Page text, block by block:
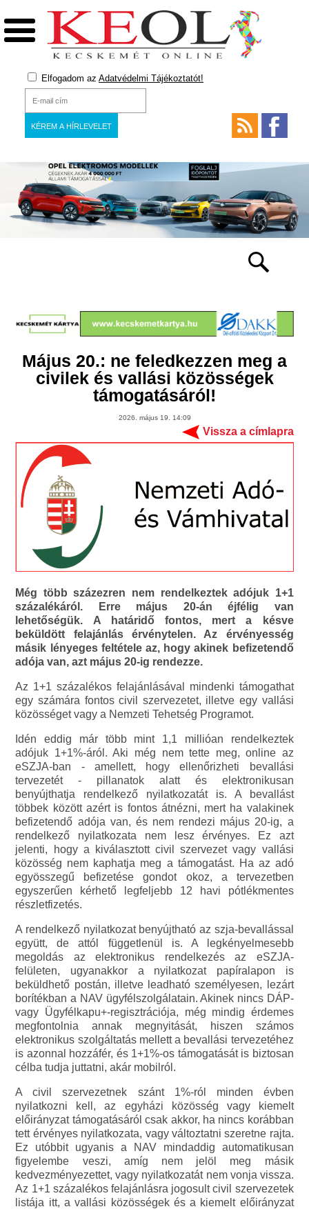
Elfogadom az Adatvédelmi Tájékoztatót!
Május 20.: ne feledkezzen meg a
civilek és vallási közösségek
támogatásáról!
2026. május 19. 14:09
Vissza a címlapra
Még több százezren nem rendelkeztek adójuk 1+1
százalékáról. Erre május 20-án éjfélig van
lehetőségük. A határidő fontos, mert a késve
beküldött felajánlás érvénytelen. Az érvényesség
másik lényeges feltétele az, hogy akinek befizetendő
adója van, azt május 20-ig rendezze.
Az 1+1 százalékos felajánlásával mindenki támogathat
egy számára fontos civil szervezetet, illetve egy vallási
közösséget vagy a Nemzeti Tehetség Programot.
Idén eddig már több mint 1,1 millióan rendelkeztek
adójuk 1+1%-áról. Aki még nem tette meg, online az
eSZJA-ban - amellett, hogy ellenőrizheti bevallási
tervezetét - pillanatok alatt és elektronikusan
benyújthatja rendelkező nyilatkozatát is. A bevallást
többek között azért is fontos átnézni, mert ha valakinek
befizetendő adója van, és nem rendezi május 20-ig, a
rendelkező nyilatkozata nem lesz érvényes. Ez azt
jelenti, hogy a kiválasztott civil szervezet vagy vallási
közösség nem kaphatja meg a támogatást. Ha az adó
egyösszegű befizetése gondot okoz, a tervezetben
egyszerűen kérhető legfeljebb 12 havi pótlékmentes
részletfizetés.
A rendelkező nyilatkozat benyújtható az szja-bevallással
együtt, de attól függetlenül is. A legkényelmesebb
megoldás az elektronikus rendelkezés az eSZJA-
felületen, ugyanakkor a nyilatkozat papíralapon is
beküldhető postán, illetve leadható személyesen, lezárt
borítékban a NAV ügyfélszolgálatain. Akinek nincs DÁP-
vagy Ügyfélkapu+-regisztrációja, még mindig érdemes
megfontolnia annak megnyitását, hiszen számos
elektronikus szolgáltatás mellett a bevallási tervezetéhez
is azonnal hozzáfér, és 1+1%-os támogatását is biztosan
célba tudja juttatni, akár mobilról.
A civil szervezetnek szánt 1%-ról minden évben
nyilatkozni kell, az egyházi közösség vagy kiemelt
előirányzat támogatásáról csak akkor, ha nincs korábban
tett érvényes nyilatkozata, vagy változtatni szeretne rajta.
Ez utóbbit ugyanis a NAV mindaddig automatikusan
figyelembe veszi, amíg nem jelöl meg másik
kedvezményezettet, vagy nyilatkozatát nem vonja vissza.
Az 1+1 százalékos felajánlásra jogosult civil szervezetek
listája itt, a vallási közösségek és a kiemelt előirányzat